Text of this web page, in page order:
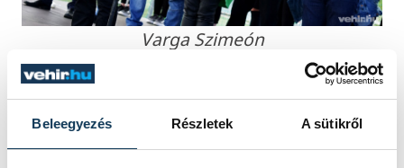
Beleegyezés Részletek A sütikről
Varga Szimeón
A Bolgár Nemzetiségi szószóló Varga
Szimeón kiemelte, hogy Ovádi Péter szavai
boldogsággal szolgáltak neki, miszerint a